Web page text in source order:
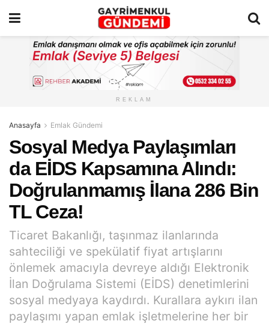
REKLAM
Anasayfa Emlak Gündemi
Sosyal Medya Paylaşımları
da EİDS Kapsamına Alındı:
Doğrulanmamış İlana 286 Bin
TL Ceza!
Ticaret Bakanlığı, taşınmaz ilanlarında
sahteciliği ve spekülatif fiyat artışlarını
önlemek amacıyla devreye aldığı Elektronik
İlan Doğrulama Sistemi (EİDS) denetimlerini
sosyal medyaya kaydırdı. Kurallara aykırı ilan
paylaşımı yapan emlak işletmelerine her bir